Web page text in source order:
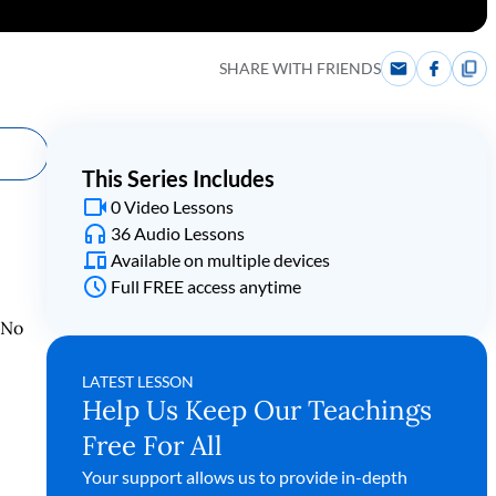
SHARE WITH FRIENDS
No
This Series Includes
0 Video Lessons
36 Audio Lessons
Available on multiple devices
Full FREE access anytime
LATEST LESSON
Help Us Keep Our Teachings
Free For All
Your support allows us to provide in-depth